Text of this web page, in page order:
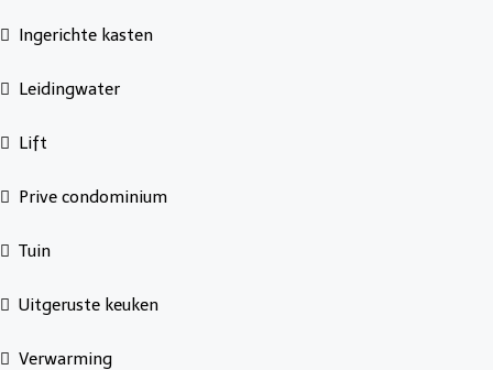
Ingerichte kasten
Leidingwater
Lift
Prive condominium
Tuin
Uitgeruste keuken
Verwarming